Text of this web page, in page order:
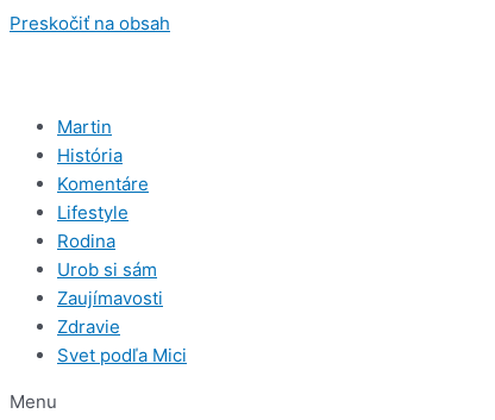
Preskočiť na obsah
Martin
História
Komentáre
Lifestyle
Rodina
Urob si sám
Zaujímavosti
Zdravie
Svet podľa Mici
Menu